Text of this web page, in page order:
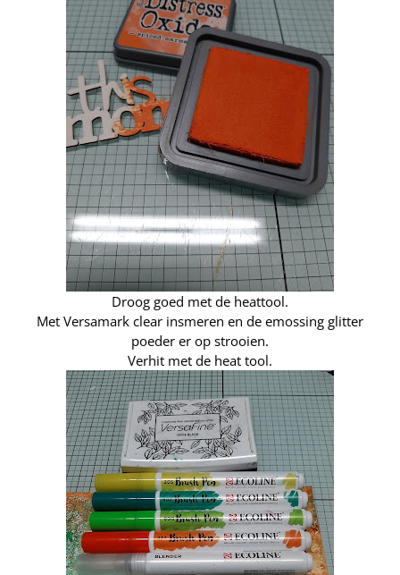
Droog goed met de heattool.
Met Versamark clear insmeren en de emossing glitter
poeder er op strooien.
Verhit met de heat tool.